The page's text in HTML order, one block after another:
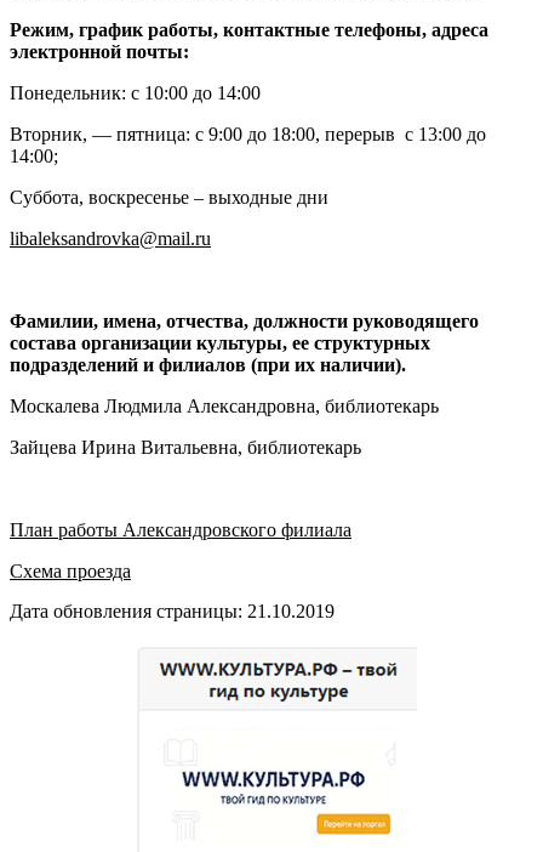
Режим, график работы, контактные телефоны, адреса
электронной почты:
Понедельник: с 10:00 до 14:00
Вторник, — пятница: с 9:00 до 18:00, перерыв с 13:00 до
14:00;
Суббота, воскресенье – выходные дни
libaleksandrovka@mail.ru
Фамилии, имена, отчества, должности руководящего
состава организации культуры, ее структурных
подразделений и филиалов (при их наличии).
Москалева Людмила Александровна, библиотекарь
Зайцева Ирина Витальевна, библиотекарь
План работы Александровского филиала
Схема проезда
Дата обновления страницы: 21.10.2019